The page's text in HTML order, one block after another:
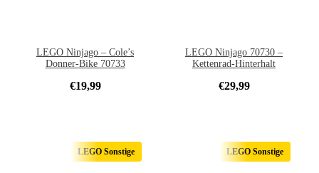
LEGO Ninjago – Cole’s
Donner-Bike 70733
€19,99
LEGO Ninjago 70730 –
Kettenrad-Hinterhalt
€29,99
LEGO Sonstige LEGO Sonstige